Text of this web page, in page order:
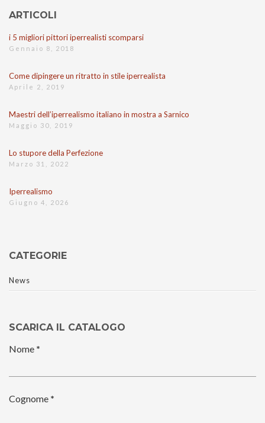
ARTICOLI
i 5 migliori pittori iperrealisti scomparsi
Gennaio 8, 2018
Come dipingere un ritratto in stile iperrealista
Aprile 2, 2019
Maestri dell’iperrealismo italiano in mostra a Sarnico
Maggio 30, 2019
Lo stupore della Perfezione
Marzo 31, 2022
Iperrealismo
Giugno 4, 2026
CATEGORIE
News
SCARICA IL CATALOGO
Nome *
Cognome *